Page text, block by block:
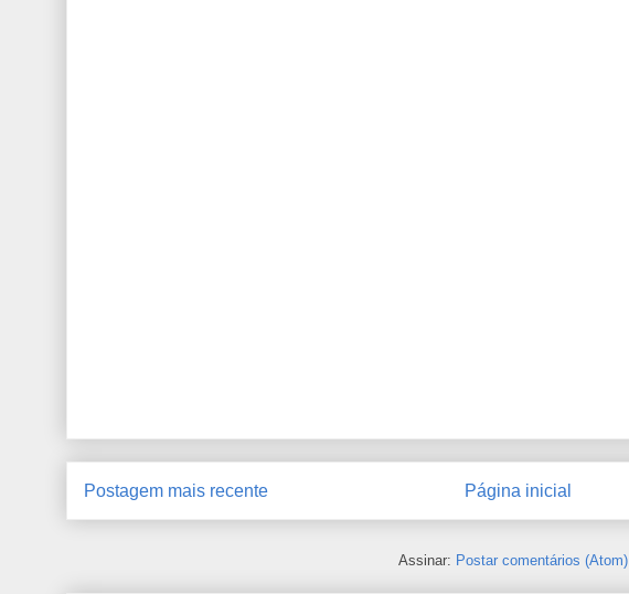
Postagem mais recente Página inicial
Assinar: Postar comentários (Atom)